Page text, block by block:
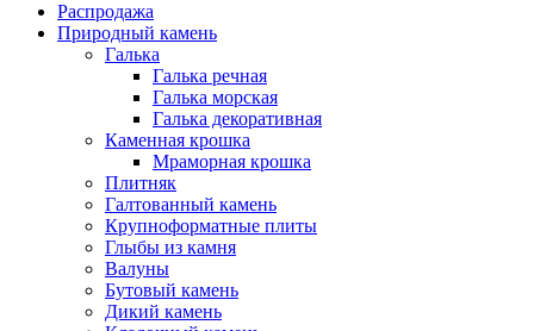
Распродажа
Природный камень
Галька
Галька речная
Галька морская
Галька декоративная
Каменная крошка
Мраморная крошка
Плитняк
Галтованный камень
Крупноформатные плиты
Глыбы из камня
Валуны
Бутовый камень
Дикий камень